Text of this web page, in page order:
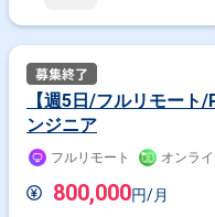
らの要望を実現するための、
【具体的な仕事内容】 ・AWS
基盤の設計と構築 ・BIツール
認証や権限管理を含むWebア
ド:RubyonRails/Unicorn/
components/Storybook/
【週5日/フルリモー
ンジニア
フルリモート オンラ
800,000円/月